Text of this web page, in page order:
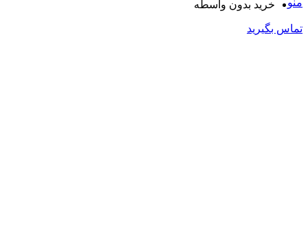
منو خرید بدون واسطه
تماس بگیرید